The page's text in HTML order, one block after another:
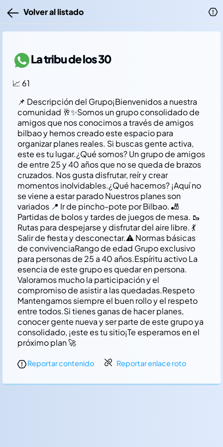
Volver al listado
La tribu de los 30
📈 61
​📌 Descripción del Grupo ​¡Bienvenidos a nuestra
comunidad 🥂✨ ​Somos un grupo consolidado de
amigos que nos conocimos a través de amigos
bilbao y hemos creado este espacio para
organizar planes reales. Si buscas gente activa,
este es tu lugar. ​¿Qué somos? Un grupo de amigos
de entre 25 y 40 años que no se queda de brazos
cruzados. Nos gusta disfrutar, reír y crear
momentos inolvidables. ​¿Qué hacemos? ¡Aquí no
se viene a estar parado Nuestros planes son
variados 📍 Ir de pincho-pote por Bilbao. 🎳
Partidas de bolos y tardes de juegos de mesa. 🥾
Rutas para despejarse y disfrutar del aire libre. 💃
Salir de fiesta y desconectar. ​⚠️ Normas básicas
de convivencia ​Rango de edad Grupo exclusivo
para personas de 25 a 40 años. ​Espíritu activo La
esencia de este grupo es quedar en persona.
Valoramos mucho la participación y el
compromiso de asistir a las quedadas. ​Respeto
Mantengamos siempre el buen rollo y el respeto
entre todos. ​Si tienes ganas de hacer planes,
conocer gente nueva y ser parte de este grupo ya
consolidado, ¡este es tu sitio ​¡Te esperamos en el
próximo plan 🚀
Reportar contenido Reportar enlace roto